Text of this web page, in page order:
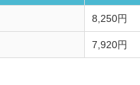
8,250円
7,920円